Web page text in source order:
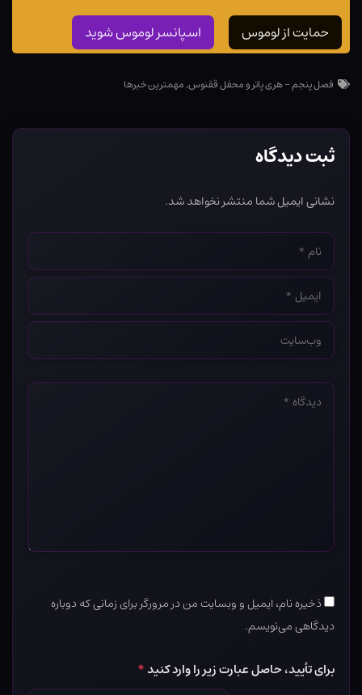
حمایت از لوموس اسپانسر لوموس شوید
فصل پنجم - هری پاتر و محفل ققنوس,مهمترین خبرها
ثبت دیدگاه
نشانی ایمیل شما منتشر نخواهد شد.
نام
*
ایمیل
*
وب‌سایت
*
دیدگاه
ذخیره نام، ایمیل و وبسایت من در مرورگر برای زمانی که دوباره
دیدگاهی می‌نویسم.
برای تأیید، حاصل عبارت زیر را وارد کنید*